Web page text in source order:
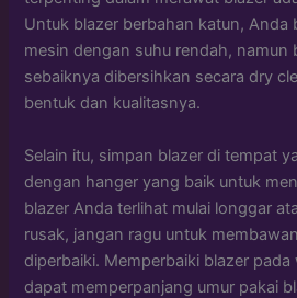
Untuk blazer berbahan katun, Anda
mesin dengan suhu rendah, namun
sebaiknya dibersihkan secara dry
bentuk dan kualitasnya.
Selain itu, simpan blazer di tempat
dengan hanger yang baik untuk
blazer Anda terlihat mulai longgar
rusak, jangan ragu untuk
diperbaiki. Memperbaiki blazer
dapat memperpanjang umur pakai